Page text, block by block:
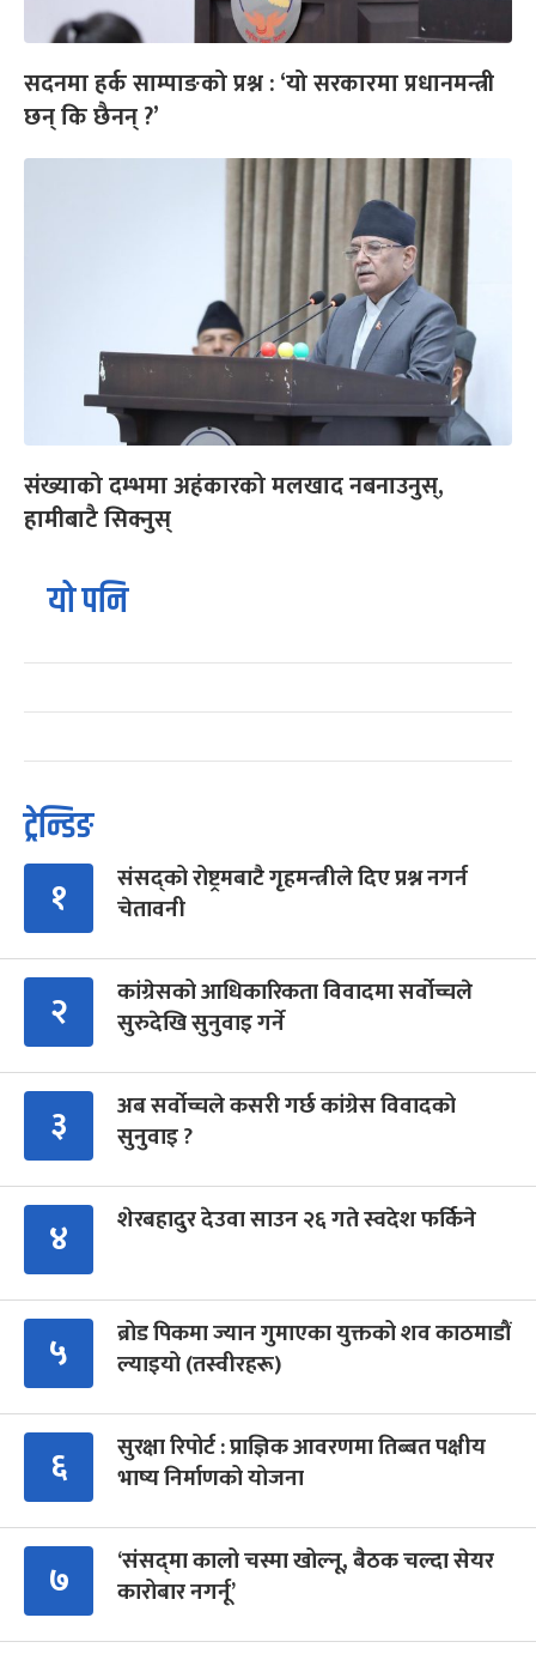
सदनमा हर्क साम्पाङको प्रश्न : ‘यो सरकारमा प्रधानमन्त्री
छन् कि छैनन् ?’
संख्याको दम्भमा अहंकारको मलखाद नबनाउनुस्,
हामीबाटै सिक्नुस्
यो पनि
ट्रेन्डिङ
१
संसद्को रोष्ट्रमबाटै गृहमन्त्रीले दिए प्रश्न नगर्न
चेतावनी
२
कांग्रेसको आधिकारिकता विवादमा सर्वोच्चले
सुरुदेखि सुनुवाइ गर्ने
३
अब सर्वोच्चले कसरी गर्छ कांग्रेस विवादको
सुनुवाइ ?
४ शेरबहादुर देउवा साउन २६ गते स्वदेश फर्किने
५
ब्रोड पिकमा ज्यान गुमाएका युक्तको शव काठमाडौं
ल्याइयो (तस्वीरहरू)
६
सुरक्षा रिपोर्ट : प्राज्ञिक आवरणमा तिब्बत पक्षीय
भाष्य निर्माणको योजना
७
‘संसद्‍मा कालो चस्मा खोल्नू, बैठक चल्दा सेयर
कारोबार नगर्नू’